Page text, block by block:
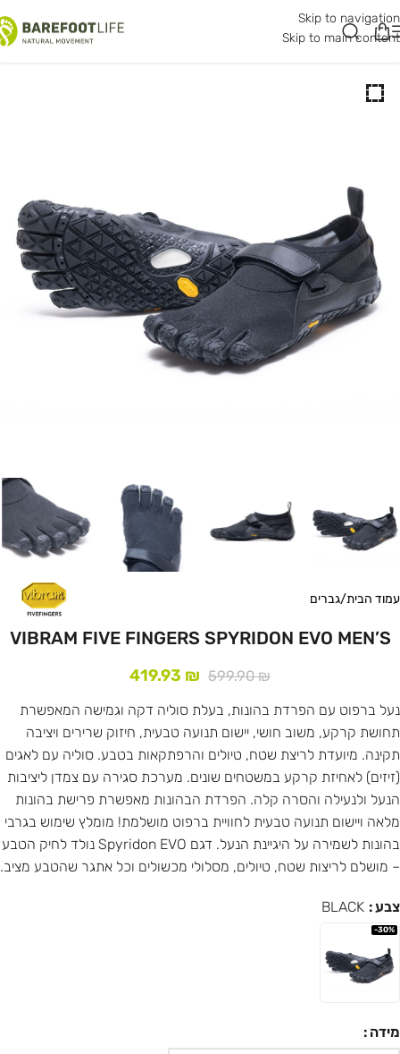
Skip to navigation
Skip to main content
30% -
עמוד הבית/גברים
VIBRAM FIVE FINGERS SPYRIDON EVO MEN’S
599.90₪
419.93 ₪
נעל ברפוט עם הפרדת בהונות, בעלת סוליה דקה וגמישה המאפשרת
תחושת קרקע, משוב חושי, יישום תנועה טבעית, חיזוק שרירים ויציבה
תקינה. מיועדת לריצת שטח, טיולים והרפתקאות בטבע. סוליה עם לאגים
(זיזים) לאחיזת קרקע במשטחים שונים. מערכת סגירה עם צמדן ליציבות
הנעל ולנעילה והסרה קלה. הפרדת הבהונות מאפשרת פרישת בהונות
מלאה ויישום תנועה טבעית לחוויית ברפוט מושלמת! מומלץ שימוש בגרבי
בהונות לשמירה על היגיינת הנעל. דגם Spyridon EVO נולד לחיק הטבע
– מושלם לריצות שטח, טיולים, מסלולי מכשולים וכל אתגר שהטבע מציב.
צבע BLACK
-30%
מידה